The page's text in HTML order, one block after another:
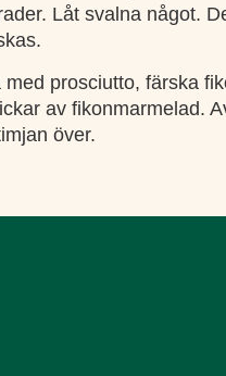
Låt svalna något.
med prosciutto, färska
av fikonmarmelad.
över.